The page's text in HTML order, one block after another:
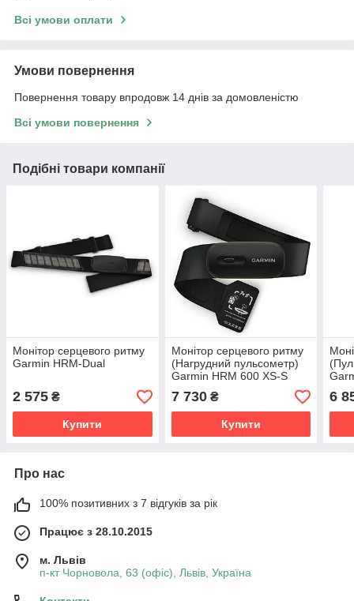
Всі умови оплати
Умови повернення
Повернення товару впродовж 14 днів за домовленістю
Всі умови повернення
Подібні товари компанії
Монітор серцевого ритму
Garmin HRM-Dual
2 575 ₴
Купити
Монітор серцевого ритму
(Нагрудний пульсометр)
Garmin HRM 600 XS-S
7 730₴
Купити
6
Про нас
100% позитивних з 7 відгуків за рік
Працює з 28.10.2015
м. Львів
п-кт Чорновола, 63 (офіс), Львів, Україна